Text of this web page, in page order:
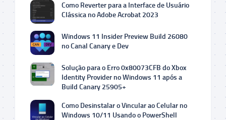
Como Reverter para a Interface de Usuário
Clássica no Adobe Acrobat 2023
Windows 11 Insider Preview Build 26080
no Canal Canary e Dev
Solução para o Erro 0x80073CFB do Xbox
Identity Provider no Windows 11 após a
Build Canary 25905+
Como Desinstalar o Vincular ao Celular no
Windows 10/11 Usando o PowerShell